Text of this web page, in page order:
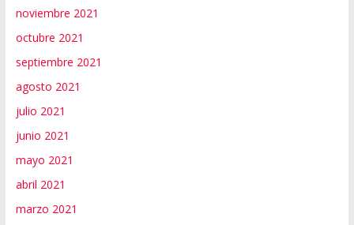
noviembre 2021
octubre 2021
septiembre 2021
agosto 2021
julio 2021
junio 2021
mayo 2021
abril 2021
marzo 2021